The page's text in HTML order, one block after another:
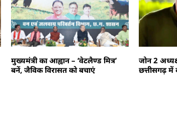
मुख्यमंत्री का आह्वान – ‘वेटलैण्ड मित्र’
बनें, जैविक विरासत को बचाएं
जोन 2
छत्तीसगढ़ में